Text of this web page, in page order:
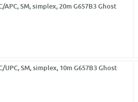
APC, SM, simplex, 20m G657B3 Ghost
UPC, SM, simplex, 10m G657B3 Ghost